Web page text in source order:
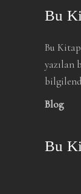
Bu
Bu
yazılan
Blog
Bu